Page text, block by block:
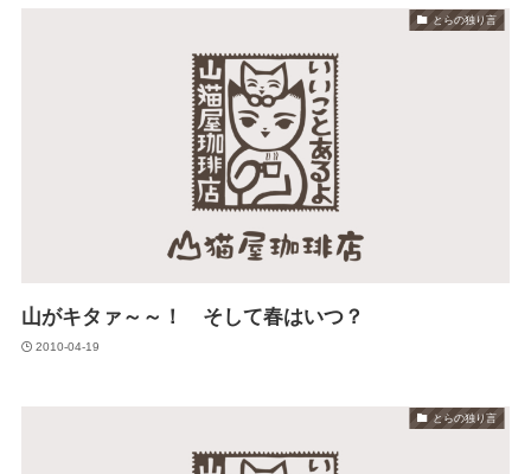
とらの独り言
山がキタァ～～！ そして春はいつ？
2010-04-19
とらの独り言